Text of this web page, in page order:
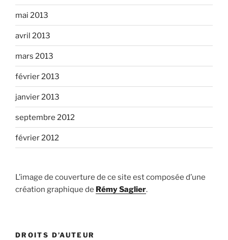
mai 2013
avril 2013
mars 2013
février 2013
janvier 2013
septembre 2012
février 2012
L’image de couverture de ce site est composée d’une
création graphique de Rémy Saglier.
DROITS D’AUTEUR